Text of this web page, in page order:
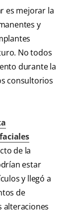
es mejorar la
y
No todos
durante la
consultorios
de la
estar
y llegó a
de
alteraciones